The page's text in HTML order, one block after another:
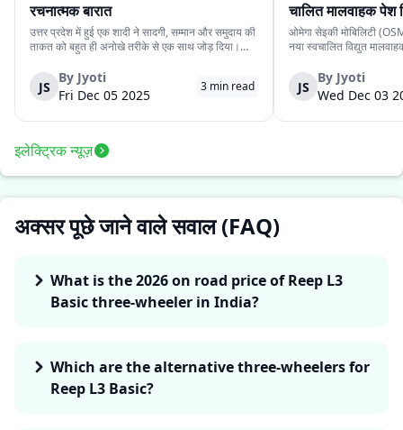
रचनात्मक बारात
उत्तर प्रदेश में हुई एक शादी ने सादगी, सम्मान और समुदाय की
ताकत को बहुत ही अनोखे तरीके से एक साथ जोड़ दिया।
वाहन की व्यवस्था करने के लिये पर्याप्त साधन नहीं थे।
लेकिन दोस्ती की भावना ने उस...
JS
By Jyoti
Fri Dec 05 2025
3 min read
चालित मालवाहक पेश
ओमेगा सेइकी मोबिलिटी
नया स्वचालित विद्युत
के स्वचालित यात्री संस्करण
लिये प्रस्तुत किया गया दूसरा
JS
By Jyoti
Wed Dec 03
इलेक्ट्रिक न्यूज़
अक्सर पूछे जाने वाले सवाल (FAQ)
What is the 2026 on road price of Reep L3
Basic three-wheeler in India?
Which are the alternative three-wheelers for
Reep L3 Basic?